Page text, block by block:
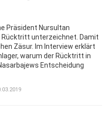
Präsident Nursultan
Rücktritt unterzeichnet. Damit
Zäsur. Im Interview erklärt
warum der Rücktritt in
Entscheidung